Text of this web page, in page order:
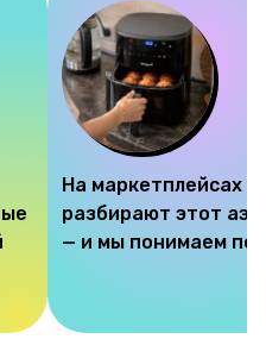
На маркетплейсах
разбирают этот
— и мы понимаем